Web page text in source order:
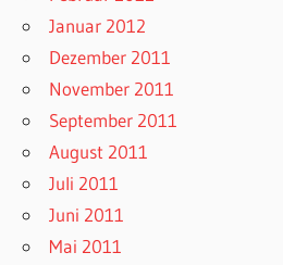
Januar 2012
Dezember 2011
November 2011
September 2011
August 2011
Juli 2011
Juni 2011
Mai 2011